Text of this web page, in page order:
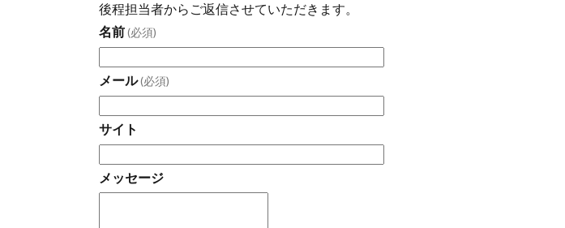
後程担当者からご返信させていただきます。
名前 (必須)
メール (必須)
サイト
メッセージ